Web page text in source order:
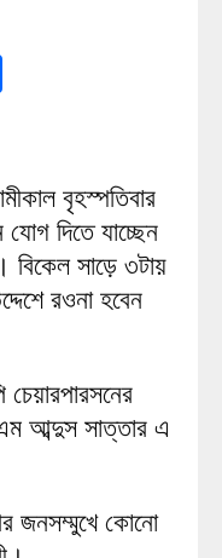
বৃহস্পতিবার
যোগ দিতে যাচ্ছেন
বিকেল সাড়ে ৩টায়
রওনা হবেন
আব্দুস সাত্তার এ
জনসম্মুখে কোনো